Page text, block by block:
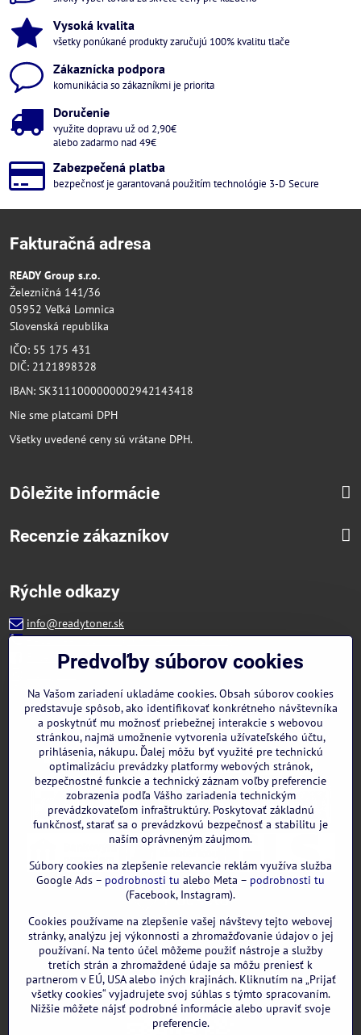
Vysoká kvalita
všetky ponúkané produkty zaručujú 100% kvalitu tlače
Zákaznícka podpora
komunikácia so zákazníkmi je priorita
Doručenie
využite dopravu už od 2,90€
alebo zadarmo nad 49€
Zabezpečená platba
bezpečnosť je garantovaná použitím technológie 3-D Secure
Fakturačná adresa
READY Group s.r.o.
Železničná 141/36
05952 Veľká Lomnica
Slovenská republika
IČO: 55 175 431
DIČ: 2121898328
IBAN: SK3111000000002942143418
Nie sme platcami DPH
Všetky uvedené ceny sú vrátane DPH.
Dôležite informácie
Recenzie zákazníkov
Rýchle odkazy
info@readytoner.sk
+421 944 322 536 (PO-PIA: 09:00- 15:00)
Facebook
WhatsApp
GOOGLE recenzie:
Predvoľby súborov cookies
Na Vašom zariadení ukladáme cookies. Obsah súborov cookies
predstavuje spôsob, ako identifikovať konkrétneho návštevníka
a poskytnúť mu možnosť priebežnej interakcie s webovou
stránkou, najmä umožnenie vytvorenia užívateľského účtu,
prihlásenia, nákupu. Ďalej môžu byť využité pre technickú
optimalizáciu prevádzky platformy webových stránok,
bezpečnostné funkcie a technický záznam voľby preferencie
zobrazenia podľa Vášho zariadenia technickým
prevádzkovateľom infraštruktúry. Poskytovať základnú
funkčnosť, starať sa o prevádzkovú bezpečnosť a stabilitu je
naším oprávneným záujmom.
Súbory cookies na zlepšenie relevancie reklám využíva služba
Google Ads – podrobnosti tu alebo Meta – podrobnosti tu
(Facebook, Instagram).
Cookies používame na zlepšenie vašej návštevy tejto webovej
stránky, analýzu jej výkonnosti a zhromažďovanie údajov o jej
používaní. Na tento účel môžeme použiť nástroje a služby
tretích strán a zhromaždené údaje sa môžu preniesť k
partnerom v EÚ, USA alebo iných krajinách. Kliknutím na „Prijať
všetky cookies“ vyjadrujete svoj súhlas s týmto spracovaním.
Nižšie môžete nájsť podrobné informácie alebo upraviť svoje
preferencie.